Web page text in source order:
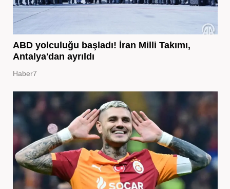
ABD yolculuğu başladı! İran Milli Takımı,
Antalya'dan ayrıldı
Haber7